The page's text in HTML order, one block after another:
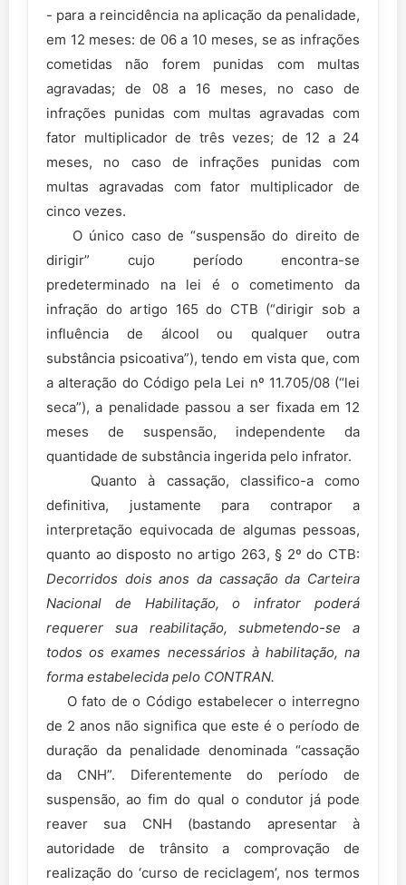
- para a reincidência na aplicação da penalidade,
em 12 meses: de 06 a 10 meses, se as infrações
cometidas não forem punidas com multas
agravadas; de 08 a 16 meses, no caso de
infrações punidas com multas agravadas com
fator multiplicador de três vezes; de 12 a 24
meses, no caso de infrações punidas com
multas agravadas com fator multiplicador de
cinco vezes.
O único caso de “suspensão do direito de
dirigir” cujo período encontra-se
predeterminado na lei é o cometimento da
infração do artigo 165 do CTB (“dirigir sob a
influência de álcool ou qualquer outra
substância psicoativa”), tendo em vista que, com
a alteração do Código pela Lei nº 11.705/08 (“lei
seca”), a penalidade passou a ser fixada em 12
meses de suspensão, independente da
quantidade de substância ingerida pelo infrator.
Quanto à cassação, classifico-a como
definitiva, justamente para contrapor a
interpretação equivocada de algumas pessoas,
quanto ao disposto no artigo 263, § 2º do CTB:
Decorridos dois anos da cassação da Carteira
Nacional de Habilitação, o infrator poderá
requerer sua reabilitação, submetendo-se a
todos os exames necessários à habilitação, na
forma estabelecida pelo CONTRAN.
O fato de o Código estabelecer o interregno
de 2 anos não significa que este é o período de
duração da penalidade denominada “cassação
da CNH”. Diferentemente do período de
suspensão, ao fim do qual o condutor já pode
reaver sua CNH (bastando apresentar à
autoridade de trânsito a comprovação de
realização do ‘curso de reciclagem’, nos termos